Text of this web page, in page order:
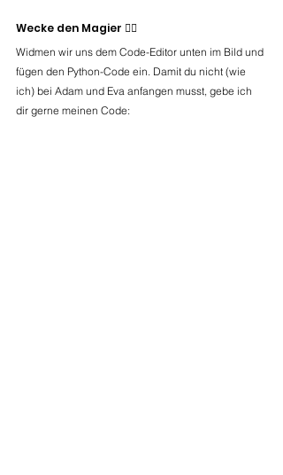
Wecke den Magier 🧙‍♂️
Widmen wir uns dem Code-Editor unten im Bild und
fügen den Python-Code ein. Damit du nicht (wie
ich) bei Adam und Eva anfangen musst, gebe ich
dir gerne meinen Code: